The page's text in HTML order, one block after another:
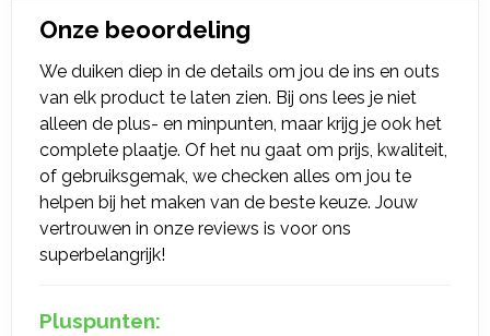
Onze beoordeling
We duiken diep in de details om jou de ins en outs
van elk product te laten zien. Bij ons lees je niet
alleen de plus- en minpunten, maar krijg je ook het
complete plaatje. Of het nu gaat om prijs, kwaliteit,
of gebruiksgemak, we checken alles om jou te
helpen bij het maken van de beste keuze. Jouw
vertrouwen in onze reviews is voor ons
superbelangrijk!
Pluspunten: